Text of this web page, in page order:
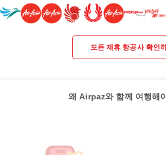
모든 제휴 항공사 확인
왜 Airpaz와 함께 여행해